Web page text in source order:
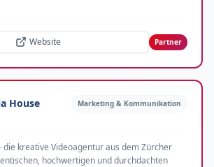
Website Partner
House
Marketing & Kommunikation
die kreative Videoagentur aus dem Zürcher
hochwertigen und durchdachten